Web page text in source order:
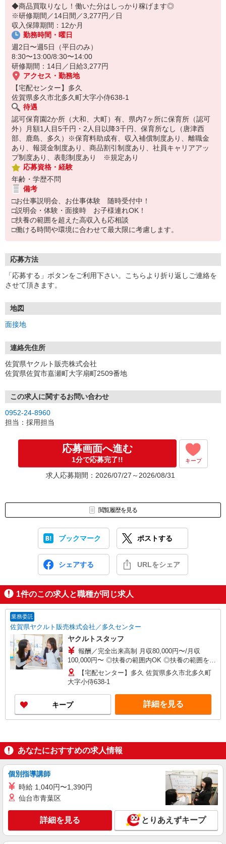
◆商品買取りなし！働いた分はしっかり稼げます◎
※研修期間／14日間／3,277円／日
収入保障期間：12か月
勤務時間・曜日
週2日〜週5日（平日のみ）
8:30〜13:00/8:30〜14:00
研修期間：14日／日給3,277円
アクセス・勤務地
【宅配センター】多久
佐賀県多久市北多久町大字小侍638-1
待遇
認可保育園2か所（大和、大町）有、県内7ヶ所に保育所（認可
外）月額1人目5千円・2人目以降3千円、保育所なし（唐津西
部、鹿島、多久）※保育料助成有、収入補償制度あり、離職金
あり、報奨金制度あり、商品割引制度あり、社員キャリアアッ
プ制度あり、表彰制度あり ※規定あり
応募資格・経験
年齢・学歴不問
備考
□お仕事説明会、お仕事体験 随時受付中！
□説明会・体験・面接時 お子様連れOK！
□扶養の範囲を超えた高収入も応相談
□働ける時間や環境に合わせて最大限に考慮します。
応募方法
「応募する」ボタンをご利用下さい。こちらより折り返しご連絡を
させて頂きます。
地図
面接地
連絡先住所
佐賀県ヤクルト販売株式会社
佐賀県佐賀市嘉瀬町大字扇町2509番地
この求人に関するお問い合わせ
0952-24-8960
担当：採用担当
応募画面へ進む
1分で応募完了!! キープ
求人応募期間：2026/07/27～2026/08/31
閲覧履歴を見る
ブックマーク ポストする
シェアする URLをシェア
1件のこの求人と職種が同じ求人
業務委託
佐賀県ヤクルト販売株式会社／多久センター
ヤクルトスタッフ
報酬／完全出来高制 月収80,000円〜/月収
100,000円〜 ◎扶養の範囲内OK ◎扶養の範囲を超
えた高収入も応相談 働ける時間や環境に合わせて
最大限に考慮します。 初めての方・少しでも不安
のある方、お気軽にお問い合わせください！ ※収
入補償／ 扶養内YL75,000円/月 扶養外YL90,000
円/月 ※収入補償期間／12ヶ月間 ◆商品買取りな
し！働いた分はしっかり稼げます◎ ※研修期間／
【宅配センター】多久 佐賀県多久市北多久町
大字小侍638-1
キープ 詳細を見る
あなたにおすすめの求人情報
個別指導講師
時給 1,040円〜1,390円
仙台市青葉区
詳細を見る とりあえずキープ